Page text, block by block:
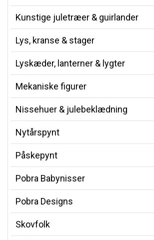
Kunstige juletræer & guirlander
Lys, kranse & stager
Lyskæder, lanterner & lygter
Mekaniske figurer
Nissehuer & julebeklædning
Nytårspynt
Påskepynt
Pobra Babynisser
Pobra Designs
Skovfolk